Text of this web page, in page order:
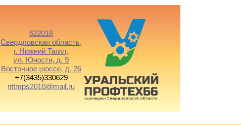
622018
Свердловская область,
г. Нижний Тагил,
ул. Юности, д. 9
Восточное шоссе, д. 26
+7(3435)330629
nttmps2010@mail.ru